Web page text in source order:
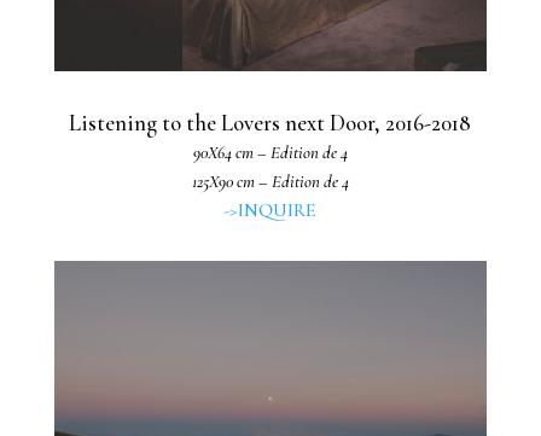
Listening to the Lovers next Door, 2016-2018
90X64 cm – Edition de 4
125X90 cm – Edition de 4
->INQUIRE